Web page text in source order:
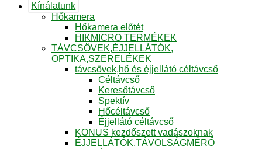
Kínálatunk
Hőkamera
Hőkamera előtét
HIKMICRO TERMÉKEK
TÁVCSÖVEK,ÉJJELLÁTÓK,
OPTIKA,SZERELÉKEK
távcsövek,hő és éjjellátó céltávcső
Céltávcső
Keresőtávcső
Spektív
Hőcéltávcső
Éjjellátó céltávcső
KONUS kezdőszett vadászoknak
ÉJJELLÁTÓK,TÁVOLSÁGMÉRŐ